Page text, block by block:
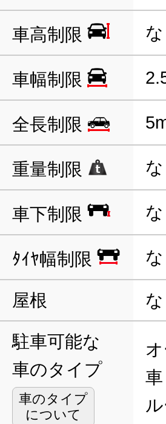
車高制限
車幅制限
全長制限
重量制限
車下制限
ﾀｲﾔ幅制限
屋根
駐車可能な
車のタイプ
車のタイプ
について